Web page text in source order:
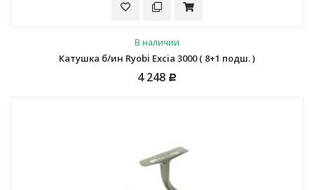
В наличии
Катушка б/ин Ryobi Excia 3000 ( 8+1 подш. )
4 248 Р